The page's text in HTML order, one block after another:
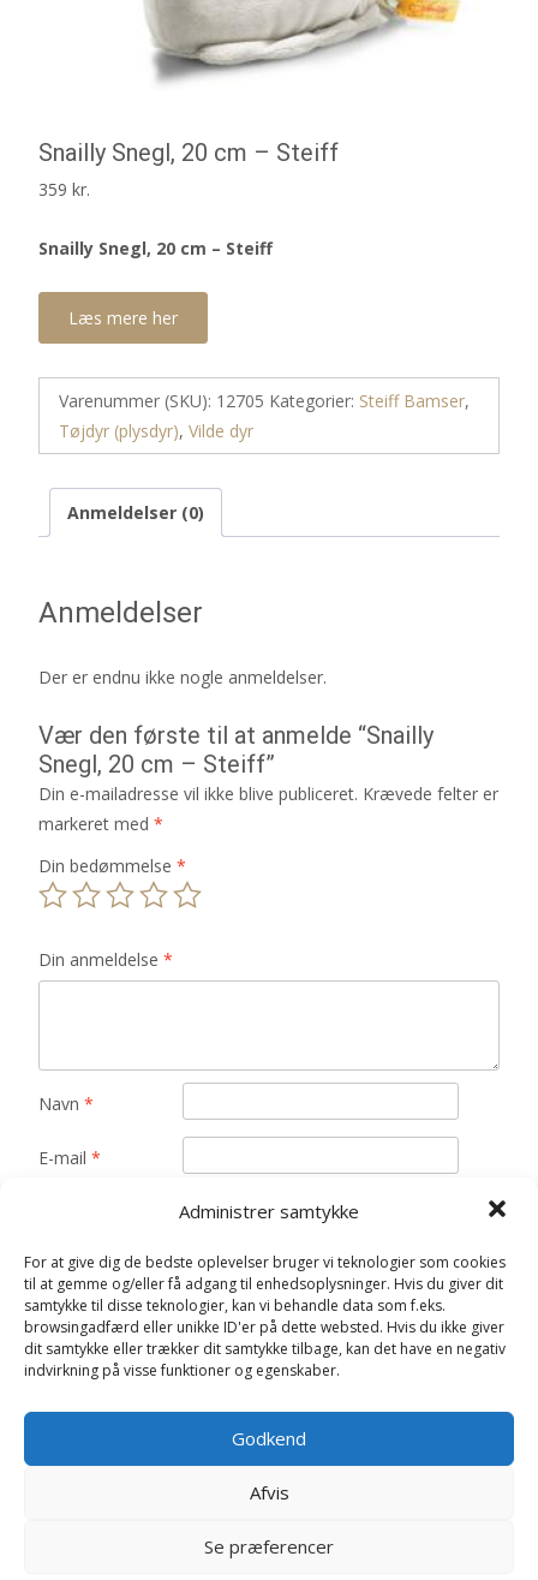
Administrer samtykke
For at give dig de bedste oplevelser bruger vi teknologier som cookies
til at gemme og/eller få adgang til enhedsoplysninger. Hvis du giver dit
samtykke til disse teknologier, kan vi behandle data som f.eks.
browsingadfærd eller unikke ID'er på dette websted. Hvis du ikke giver
dit samtykke eller trækker dit samtykke tilbage, kan det have en negativ
indvirkning på visse funktioner og egenskaber.
Godkend
Afvis
Se præferencer
Snailly Snegl, 20 cm – Steiff
359 kr.
Snailly Snegl, 20 cm – Steiff
Læs mere her
Varenummer (SKU): 12705 Kategorier: Steiff Bamser,
Tøjdyr (plysdyr), Vilde dyr
Anmeldelser (0)
Anmeldelser
Der er endnu ikke nogle anmeldelser.
Vær den første til at anmelde “Snailly
Snegl, 20 cm – Steiff”
Din e-mailadresse vil ikke blive publiceret. Krævede felter er
markeret med *
Din bedømmelse *
Din anmeldelse *
Navn *
E-mail *
Gem mit navn, mail og websted i denne browser til
Relaterede varer